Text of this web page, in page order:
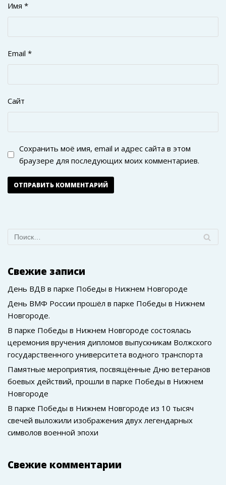
Имя *
Email *
Сайт
Сохранить моё имя, email и адрес сайта в этом
браузере для последующих моих комментариев.
Свежие записи
День ВДВ в парке Победы в Нижнем Новгороде
День ВМФ России прошёл в парке Победы в Нижнем
Новгороде.
В парке Победы в Нижнем Новгороде состоялась
церемония вручения дипломов выпускникам Волжского
государственного университета водного транспорта
Памятные мероприятия, посвящённые Дню ветеранов
боевых действий, прошли в парке Победы в Нижнем
Новгороде
В парке Победы в Нижнем Новгороде из 10 тысяч
свечей выложили изображения двух легендарных
символов военной эпохи
Свежие комментарии